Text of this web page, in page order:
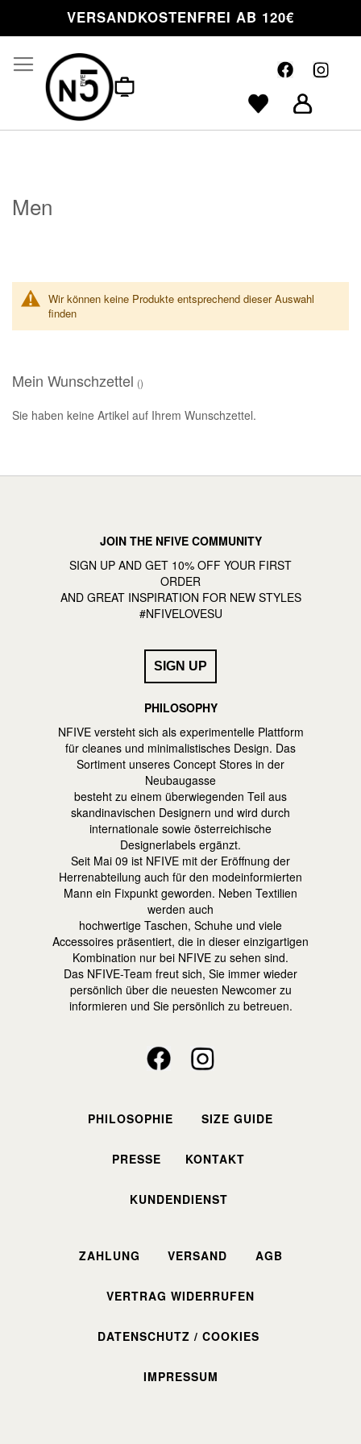
VERSANDKOSTENFREI AB 120€
Men
Wir können keine Produkte entsprechend dieser Auswahl
finden
Mein Wunschzettel
Sie haben keine Artikel auf Ihrem Wunschzettel.
JOIN THE NFIVE COMMUNITY
SIGN UP AND GET 10% OFF YOUR FIRST
ORDER
AND GREAT INSPIRATION FOR NEW STYLES
#NFIVELOVESU
PHILOSOPHY
NFIVE versteht sich als experimentelle Plattform
für cleanes und minimalistisches Design. Das
Sortiment unseres Concept Stores in der
Neubaugasse
besteht zu einem überwiegenden Teil aus
skandinavischen Designern und wird durch
internationale sowie österreichische
Designerlabels ergänzt.
Seit Mai 09 ist NFIVE mit der Eröffnung der
Herrenabteilung auch für den modeinformierten
Mann ein Fixpunkt geworden. Neben Textilien
werden auch
hochwertige Taschen, Schuhe und viele
Accessoires präsentiert, die in dieser einzigartigen
Kombination nur bei NFIVE zu sehen sind.
Das NFIVE-Team freut sich, Sie immer wieder
persönlich über die neuesten Newcomer zu
informieren und Sie persönlich zu betreuen.
PHILOSOPHIE SIZE GUIDE
PRESSE KONTAKT
KUNDENDIENST
ZAHLUNG VERSAND AGB
VERTRAG WIDERRUFEN
DATENSCHUTZ / COOKIES
IMPRESSUM